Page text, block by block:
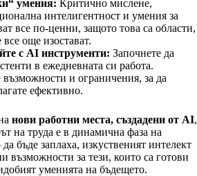
умения: Критично мислене,
интелигентност и умения за
все по-ценни, защото това са области,
още изостават.
с AI инструменти: Започнете да
в ежедневната си работа.
възможности и ограничения, за да
ефективно.
нови работни места, създадени от AI,
на труда е в динамична фаза на
бъде заплаха, изкуственият интелект
възможности за тези, които са готови
уменията на бъдещето.